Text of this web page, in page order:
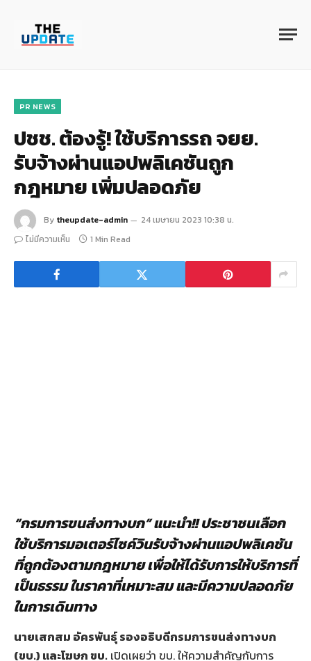
PR NEWS
ปชช. ต้องรู้! ใช้บริการรถ จยย.
รับจ้างผ่านแอปพลิเคชันถูก
กฎหมาย เพิ่มปลอดภัย
By theupdate-admin
24 เมษายน 2023 10:38 น.
ไม่มีความเห็น
1 Min Read
“กรมการขนส่งทางบก” แนะนำ!! ประชาชนเลือก
ใช้บริการมอเตอร์ไซค์วินรับจ้างผ่านแอปพลิเคชัน
ที่ถูกต้องตามกฎหมาย เพื่อให้ได้รับการให้บริการที่
เป็นธรรม ในราคาที่เหมาะสม และมีความปลอดภัย
ในการเดินทาง
นายเสกสม อัครพันธุ์ รองอธิบดีกรมการขนส่งทางบก
(ขบ.) และโฆษก ขบ. เปิดเผยว่า ขบ. ให้ความสำคัญกับการ